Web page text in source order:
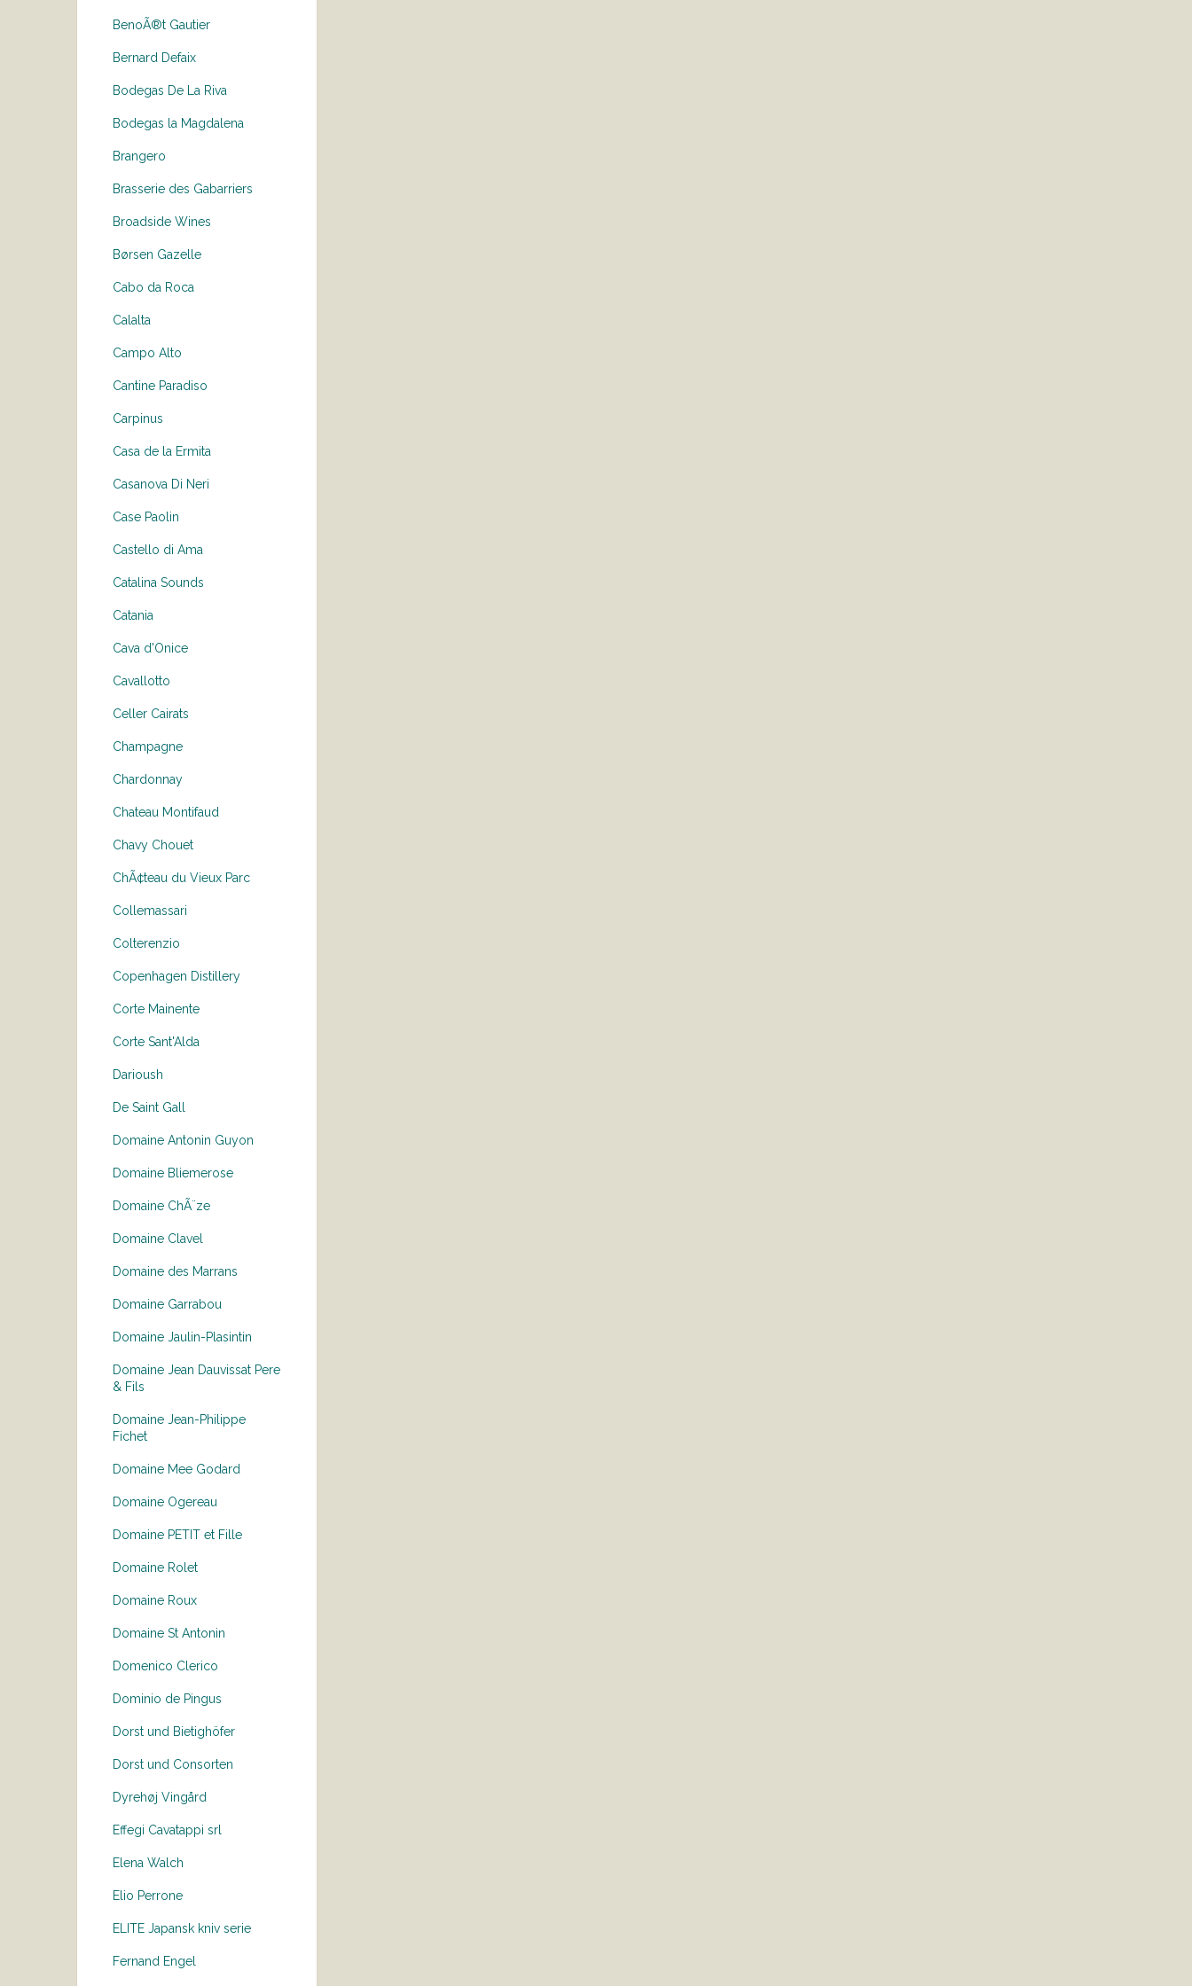
BenoÃ®t Gautier
Bernard Defaix
Bodegas De La Riva
Bodegas la Magdalena
Brangero
Brasserie des Gabarriers
Broadside Wines
Børsen Gazelle
Cabo da Roca
Calalta
Campo Alto
Cantine Paradiso
Carpinus
Casa de la Ermita
Casanova Di Neri
Case Paolin
Castello di Ama
Catalina Sounds
Catania
Cava d'Onice
Cavallotto
Celler Cairats
Champagne
Chardonnay
Chateau Montifaud
Chavy Chouet
ChÃ¢teau du Vieux Parc
Collemassari
Colterenzio
Copenhagen Distillery
Corte Mainente
Corte Sant'Alda
Darioush
De Saint Gall
Domaine Antonin Guyon
Domaine Bliemerose
Domaine ChÃ¨ze
Domaine Clavel
Domaine des Marrans
Domaine Garrabou
Domaine Jaulin-Plasintin
Domaine Jean Dauvissat Pere
& Fils
Domaine Jean-Philippe
Fichet
Domaine Mee Godard
Domaine Ogereau
Domaine PETIT et Fille
Domaine Rolet
Domaine Roux
Domaine St Antonin
Domenico Clerico
Dominio de Pingus
Dorst und Bietighöfer
Dorst und Consorten
Dyrehøj Vingård
Effegi Cavatappi srl
Elena Walch
Elio Perrone
ELITE Japansk kniv serie
Fernand Engel